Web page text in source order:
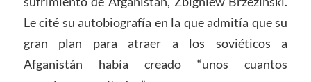
Le cité su autobiografía en la que admitía que su
gran plan para atraer a los soviéticos a
Afganistán había creado “unos cuantos